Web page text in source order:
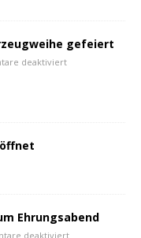
gefeiert
deaktiviert
Ehrungsabend
deaktiviert